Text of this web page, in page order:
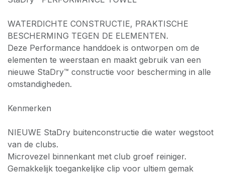
WATERDICHTE CONSTRUCTIE, PRAKTISCHE
BESCHERMING TEGEN DE ELEMENTEN.
Deze Performance handdoek is ontworpen om de
elementen te weerstaan en maakt gebruik van een
nieuwe StaDry™ constructie voor bescherming in alle
omstandigheden.
Kenmerken
NIEUWE StaDry buitenconstructie die water wegstoot
van de clubs.
Microvezel binnenkant met club groef reiniger.
Gemakkelijk toegankelijke clip voor ultiem gemak